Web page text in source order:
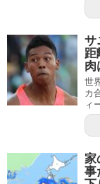
サ
距
肉
世
カ
ィ
家
事